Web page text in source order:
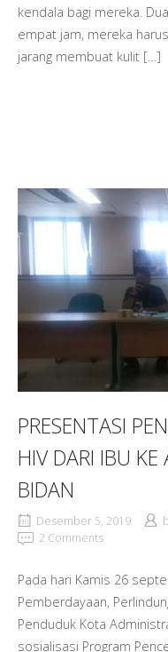
kendala bagi mereka.
empat jam, mereka
jarang membuat kulit […]
PRESENTASI
HIV DARI IBU
BIDAN
Desember 5, 2019
2 Comments
Pada hari Kamis 26
Pemberdayaan,
Penduduk Kota
sosialisasi Program